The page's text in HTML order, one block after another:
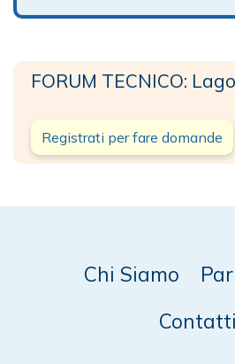
FORUM TECNICO:
Registrati per fare domande
Chi Siamo
Contatti